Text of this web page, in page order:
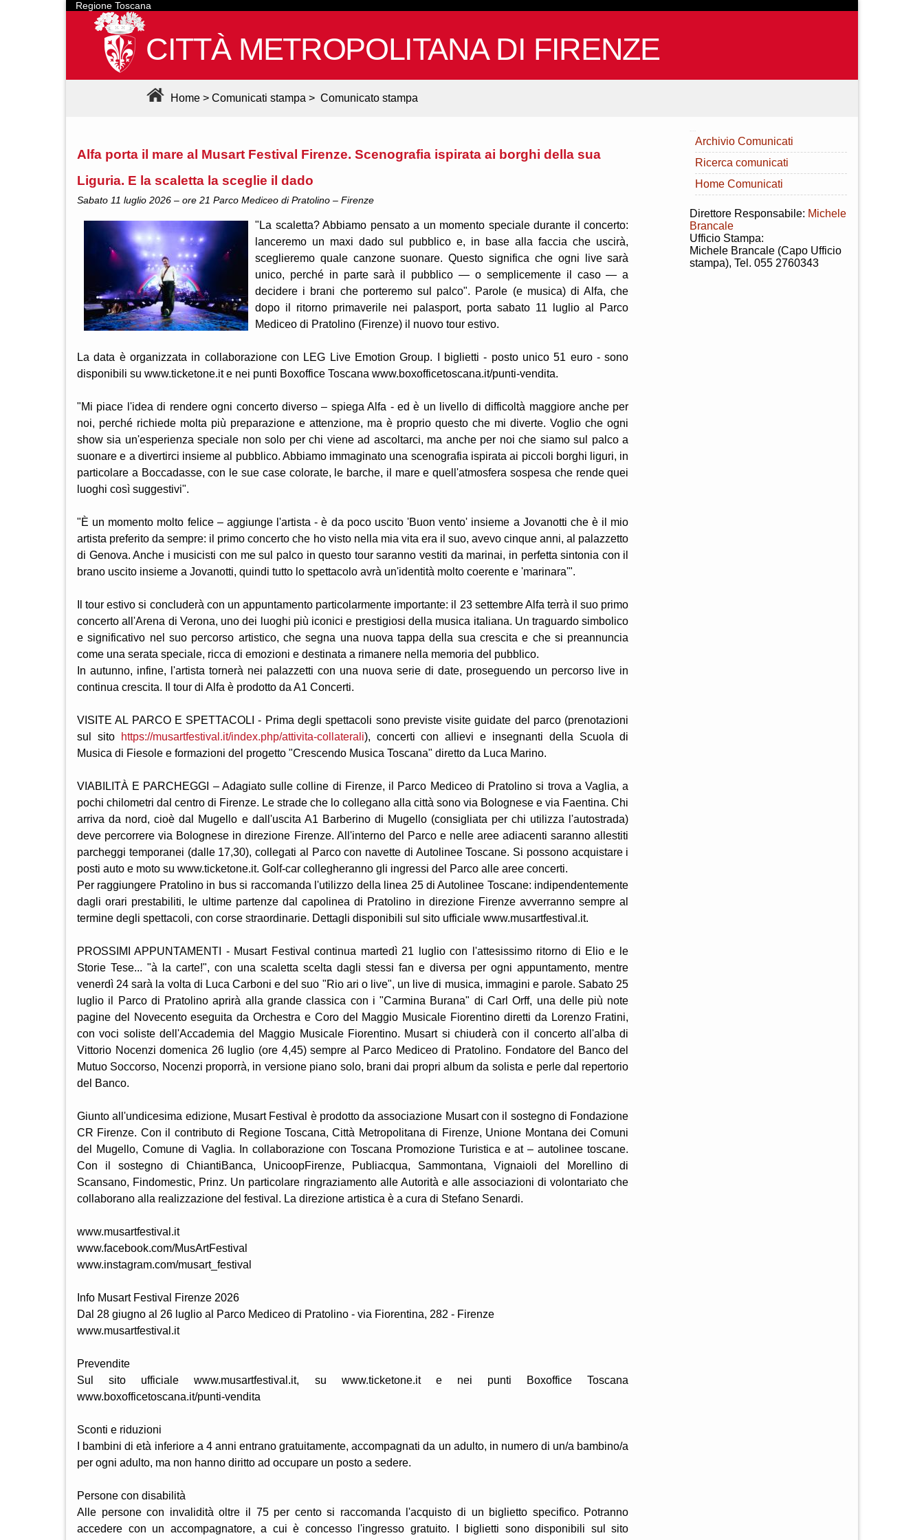
Regione Toscana
CITTÀ METROPOLITANA DI FIRENZE
Home > Comunicati stampa > Comunicato stampa
Alfa porta il mare al Musart Festival Firenze. Scenografia ispirata ai borghi della sua
Liguria. E la scaletta la sceglie il dado
Sabato 11 luglio 2026 – ore 21 Parco Mediceo di Pratolino – Firenze
"La scaletta? Abbiamo pensato a un momento speciale durante il concerto:
lanceremo un maxi dado sul pubblico e, in base alla faccia che uscirà,
sceglieremo quale canzone suonare. Questo significa che ogni live sarà
unico, perché in parte sarà il pubblico — o semplicemente il caso — a
decidere i brani che porteremo sul palco". Parole (e musica) di Alfa, che
dopo il ritorno primaverile nei palasport, porta sabato 11 luglio al Parco
Mediceo di Pratolino (Firenze) il nuovo tour estivo.
La data è organizzata in collaborazione con LEG Live Emotion Group. I biglietti - posto unico 51 euro - sono
disponibili su www.ticketone.it e nei punti Boxoffice Toscana www.boxofficetoscana.it/punti-vendita.
"Mi piace l'idea di rendere ogni concerto diverso – spiega Alfa - ed è un livello di difficoltà maggiore anche per
noi, perché richiede molta più preparazione e attenzione, ma è proprio questo che mi diverte. Voglio che ogni
show sia un'esperienza speciale non solo per chi viene ad ascoltarci, ma anche per noi che siamo sul palco a
suonare e a divertirci insieme al pubblico. Abbiamo immaginato una scenografia ispirata ai piccoli borghi liguri, in
particolare a Boccadasse, con le sue case colorate, le barche, il mare e quell'atmosfera sospesa che rende quei
luoghi così suggestivi".
"È un momento molto felice – aggiunge l'artista - è da poco uscito 'Buon vento' insieme a Jovanotti che è il mio
artista preferito da sempre: il primo concerto che ho visto nella mia vita era il suo, avevo cinque anni, al palazzetto
di Genova. Anche i musicisti con me sul palco in questo tour saranno vestiti da marinai, in perfetta sintonia con il
brano uscito insieme a Jovanotti, quindi tutto lo spettacolo avrà un'identità molto coerente e 'marinara'".
Il tour estivo si concluderà con un appuntamento particolarmente importante: il 23 settembre Alfa terrà il suo primo
concerto all'Arena di Verona, uno dei luoghi più iconici e prestigiosi della musica italiana. Un traguardo simbolico
e significativo nel suo percorso artistico, che segna una nuova tappa della sua crescita e che si preannuncia
come una serata speciale, ricca di emozioni e destinata a rimanere nella memoria del pubblico.
In autunno, infine, l'artista tornerà nei palazzetti con una nuova serie di date, proseguendo un percorso live in
continua crescita. Il tour di Alfa è prodotto da A1 Concerti.
VISITE AL PARCO E SPETTACOLI - Prima degli spettacoli sono previste visite guidate del parco (prenotazioni
sul sito
https://musartfestival.it/index.php/attivita-collaterali), concerti con allievi e insegnanti della Scuola di
Musica di Fiesole e formazioni del progetto "Crescendo Musica Toscana" diretto da Luca Marino.
VIABILITÀ E PARCHEGGI – Adagiato sulle colline di Firenze, il Parco Mediceo di Pratolino si trova a Vaglia, a
pochi chilometri dal centro di Firenze. Le strade che lo collegano alla città sono via Bolognese e via Faentina. Chi
arriva da nord, cioè dal Mugello e dall'uscita A1 Barberino di Mugello (consigliata per chi utilizza l'autostrada)
deve percorrere via Bolognese in direzione Firenze. All'interno del Parco e nelle aree adiacenti saranno allestiti
parcheggi temporanei (dalle 17,30), collegati al Parco con navette di Autolinee Toscane. Si possono acquistare i
posti auto e moto su www.ticketone.it. Golf-car collegheranno gli ingressi del Parco alle aree concerti.
Per raggiungere Pratolino in bus si raccomanda l'utilizzo della linea 25 di Autolinee Toscane: indipendentemente
dagli orari prestabiliti, le ultime partenze dal capolinea di Pratolino in direzione Firenze avverranno sempre al
termine degli spettacoli, con corse straordinarie. Dettagli disponibili sul sito ufficiale www.musartfestival.it.
PROSSIMI APPUNTAMENTI - Musart Festival continua martedì 21 luglio con l'attesissimo ritorno di Elio e le
Storie Tese... "à la carte!", con una scaletta scelta dagli stessi fan e diversa per ogni appuntamento, mentre
venerdì 24 sarà la volta di Luca Carboni e del suo "Rio ari o live", un live di musica, immagini e parole. Sabato 25
luglio il Parco di Pratolino aprirà alla grande classica con i "Carmina Burana" di Carl Orff, una delle più note
pagine del Novecento eseguita da Orchestra e Coro del Maggio Musicale Fiorentino diretti da Lorenzo Fratini,
con voci soliste dell'Accademia del Maggio Musicale Fiorentino. Musart si chiuderà con il concerto all'alba di
Vittorio Nocenzi domenica 26 luglio (ore 4,45) sempre al Parco Mediceo di Pratolino. Fondatore del Banco del
Mutuo Soccorso, Nocenzi proporrà, in versione piano solo, brani dai propri album da solista e perle dal repertorio
del Banco.
Giunto all'undicesima edizione, Musart Festival è prodotto da associazione Musart con il sostegno di Fondazione
CR Firenze. Con il contributo di Regione Toscana, Città Metropolitana di Firenze, Unione Montana dei Comuni
del Mugello, Comune di Vaglia. In collaborazione con Toscana Promozione Turistica e at – autolinee toscane.
Con il sostegno di ChiantiBanca, UnicoopFirenze, Publiacqua, Sammontana, Vignaioli del Morellino di
Scansano, Findomestic, Prinz. Un particolare ringraziamento alle Autorità e alle associazioni di volontariato che
collaborano alla realizzazione del festival. La direzione artistica è a cura di Stefano Senardi.
www.musartfestival.it
www.facebook.com/MusArtFestival
www.instagram.com/musart_festival
Info Musart Festival Firenze 2026
Dal 28 giugno al 26 luglio al Parco Mediceo di Pratolino - via Fiorentina, 282 - Firenze
www.musartfestival.it
Prevendite
Sul sito ufficiale www.musartfestival.it, su www.ticketone.it e nei punti Boxoffice Toscana
www.boxofficetoscana.it/punti-vendita
Sconti e riduzioni
I bambini di età inferiore a 4 anni entrano gratuitamente, accompagnati da un adulto, in numero di un/a bambino/a
per ogni adulto, ma non hanno diritto ad occupare un posto a sedere.
Persone con disabilità
Alle persone con invalidità oltre il 75 per cento si raccomanda l'acquisto di un biglietto specifico. Potranno
accedere con un accompagnatore, a cui è concesso l'ingresso gratuito. I biglietti sono disponibili sul sito
Archivio Comunicati
Ricerca comunicati
Home Comunicati
Direttore Responsabile: Michele
Brancale
Ufficio Stampa:
Michele Brancale (Capo Ufficio
stampa), Tel. 055 2760343